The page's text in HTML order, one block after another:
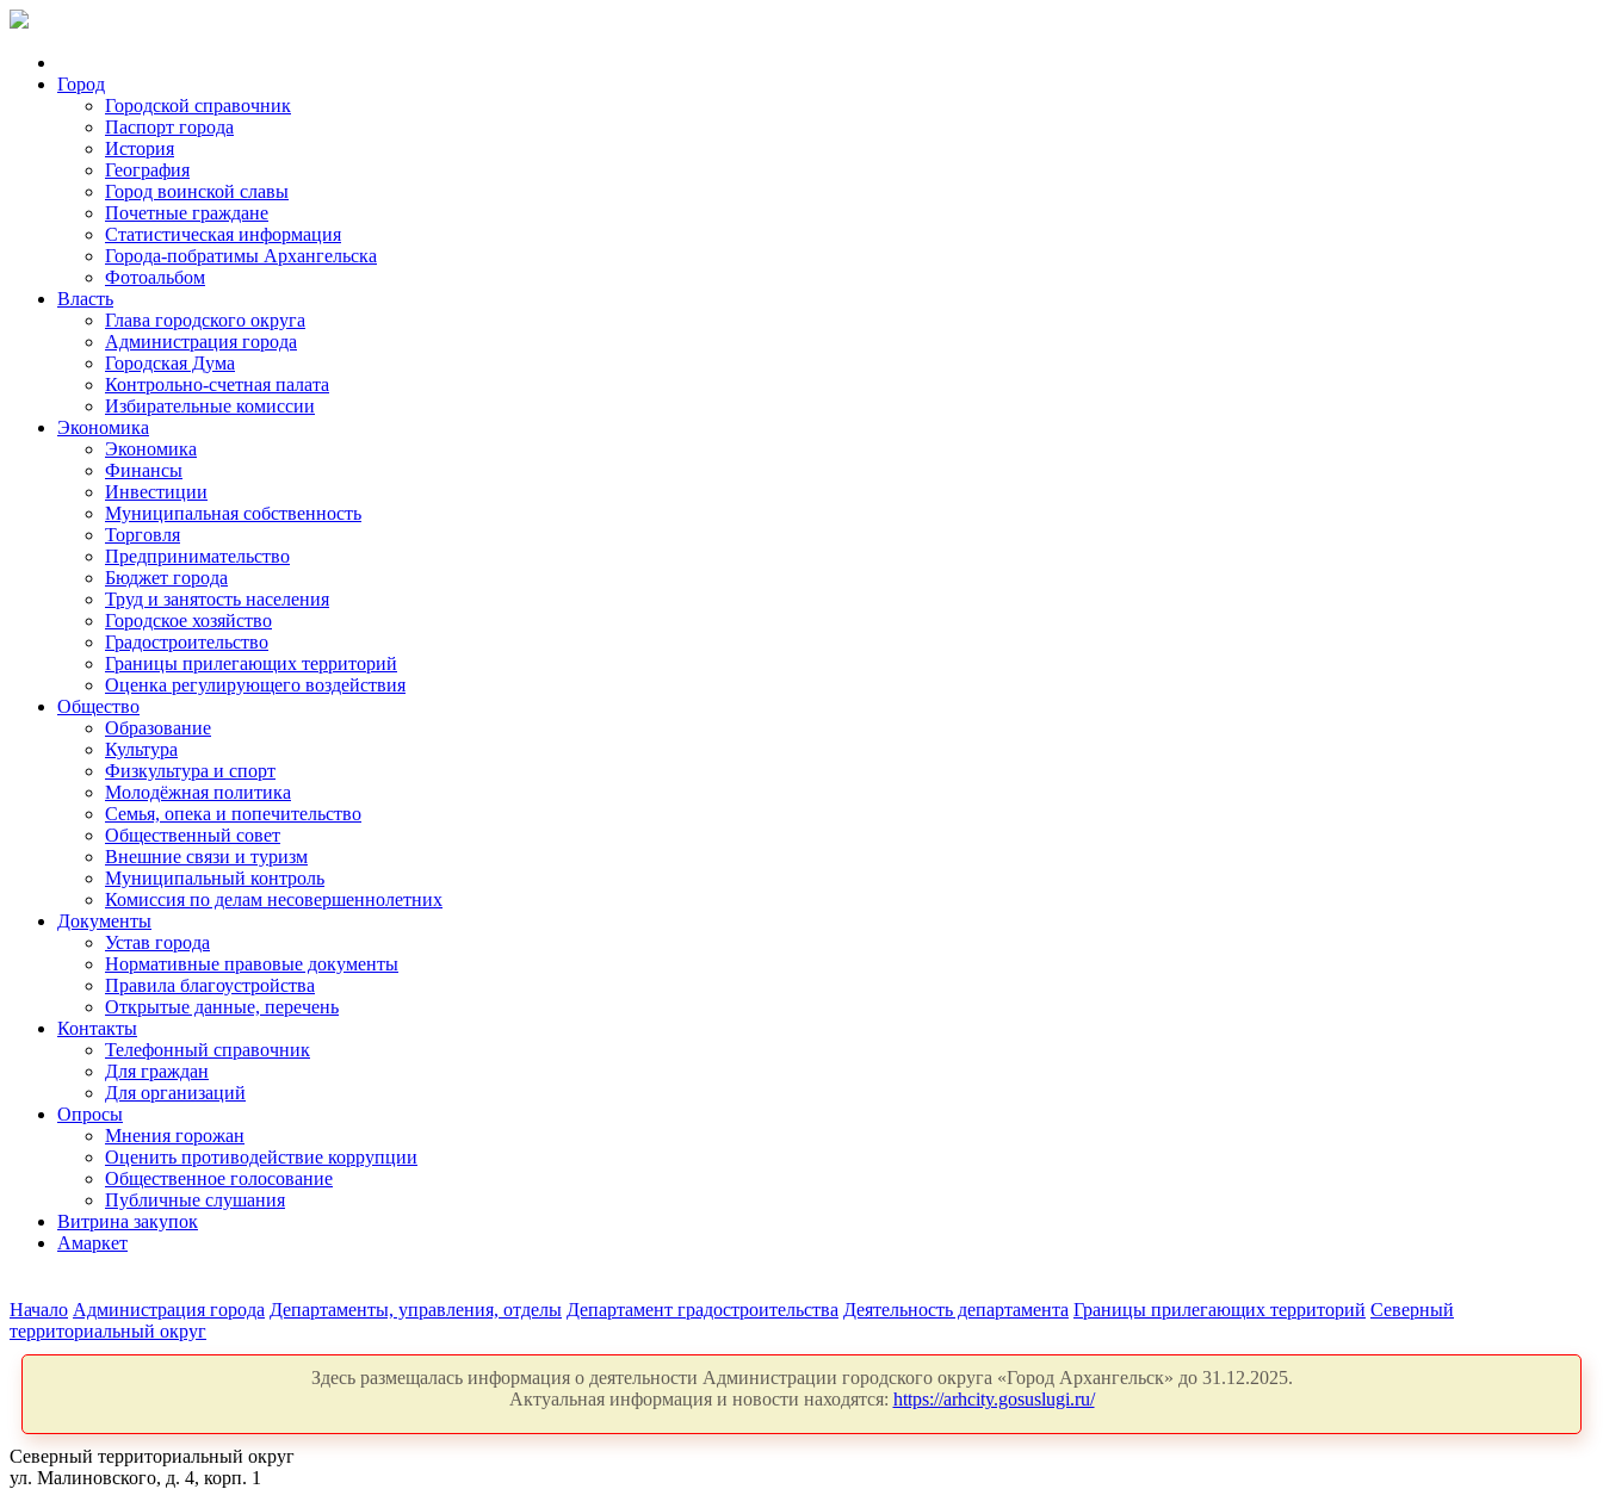
Город
Городской справочник
Паспорт города
История
География
Город воинской славы
Почетные граждане
Статистическая информация
Города-побратимы Архангельска
Фотоальбом
Власть
Глава городского округа
Администрация города
Городская Дума
Контрольно-счетная палата
Избирательные комиссии
Экономика
Экономика
Финансы
Инвестиции
Муниципальная собственность
Торговля
Предпринимательство
Бюджет города
Труд и занятость населения
Городское хозяйство
Градостроительство
Границы прилегающих территорий
Оценка регулирующего воздействия
Общество
Образование
Культура
Физкультура и спорт
Молодёжная политика
Семья, опека и попечительство
Общественный совет
Внешние связи и туризм
Муниципальный контроль
Комиссия по делам несовершеннолетних
Документы
Устав города
Нормативные правовые документы
Правила благоустройства
Открытые данные, перечень
Контакты
Телефонный справочник
Для граждан
Для организаций
Опросы
Мнения горожан
Оценить противодействие коррупции
Общественное голосование
Публичные слушания
Витрина закупок
Амаркет
Начало Администрация города Департаменты, управления, отделы Департамент градостроительства Деятельность департамента Границы прилегающих территорий Северный
территориальный округ
Здесь размещалась информация о деятельности Администрации городского округа «Город Архангельск» до 31.12.2025.
Актуальная информация и новости находятся: https://arhcity.gosuslugi.ru/
Северный территориальный округ
ул. Малиновского, д. 4, корп. 1